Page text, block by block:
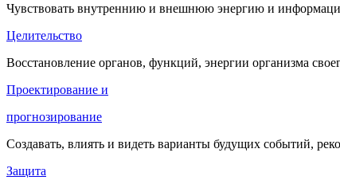
Чувствовать внутреннию и внешнюю энергию и
Целительство
Восстановление органов, функций, энергии организма
Проектирование и
прогнозирование
Создавать, влиять и видеть варианты будущих событий,
Защита